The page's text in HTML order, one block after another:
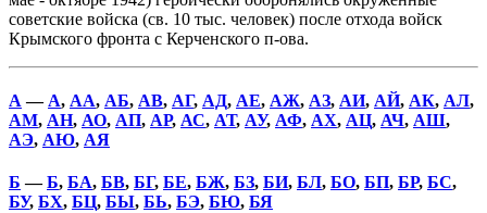
советские войска (св. 10 тыс. человек) после отхода войск
Крымского фронта с Керченского п-ова.
А — А, АА, АБ, АВ, АГ, АД, АЕ, АЖ, АЗ, АИ, АЙ, АК, АЛ,
АМ, АН, АО, АП, АР, АС, АТ, АУ, АФ, АХ, АЦ, АЧ, АШ,
АЭ, АЮ, АЯ
Б —Б, БА, БВ, БГ, БЕ, БЖ, БЗ, БИ, БЛ, БО, БП, БР, БС,
БУ, БХ, БЦ, БЫ, БЬ, БЭ, БЮ, БЯ